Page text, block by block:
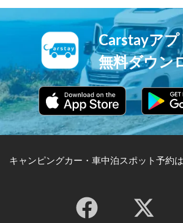
Carstayアプ
無料ダウン
キャンピングカー・車中泊スポット予約